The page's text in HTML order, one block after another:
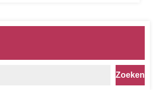
Zoeken